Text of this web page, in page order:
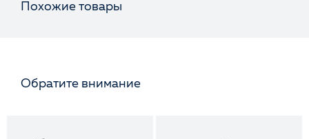
Похожие товары
Обратите внимание